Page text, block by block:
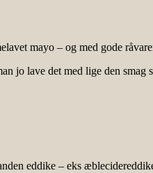
mayo – og med gode
jo lave det med lige den
eddike – eks